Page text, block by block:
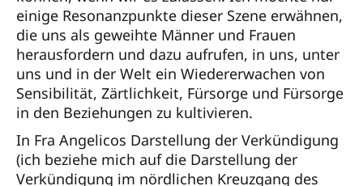
einige Resonanzpunkte dieser Szene erwähnen,
die uns als geweihte Männer und Frauen
herausfordern und dazu aufrufen, in uns, unter
uns und in der Welt ein Wiedererwachen von
Sensibilität, Zärtlichkeit, Fürsorge und Fürsorge
in den Beziehungen zu kultivieren.
In Fra Angelicos Darstellung der Verkündigung
(ich beziehe mich auf die Darstellung der
Verkündigung im nördlichen Kreuzgang des